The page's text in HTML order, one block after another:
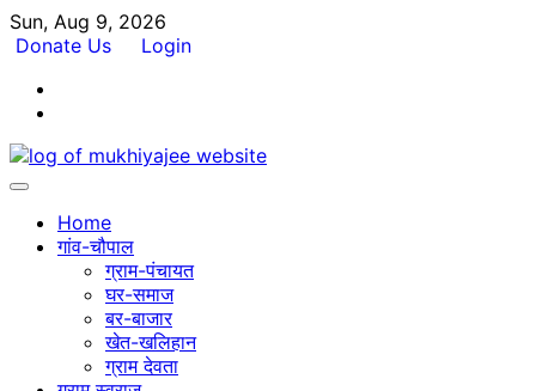
Skip
to
Sun, Aug 9, 2026
Donate Us
Login
Home
गांव-चौपाल
ग्राम-पंचायत
घर-समाज
बर-बाजार
खेत-खलिहान
ग्राम देवता